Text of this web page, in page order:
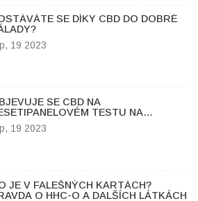
SE DÍKY CBD DO DOBRÉ
19 2023
SE CBD NA
TESTU NA
19 2023
JE V FALEŠNÝCH KARTÁCH?
O HHC-O A DALŠÍCH LÁTKÁCH